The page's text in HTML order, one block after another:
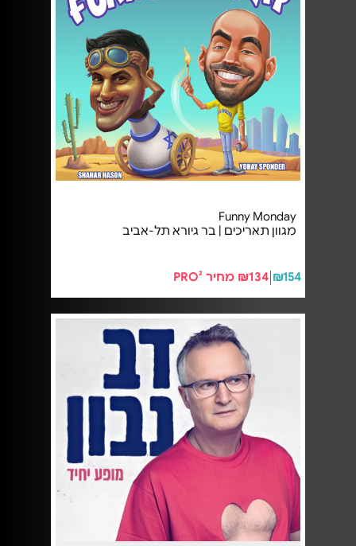
Funny Monday
מגוון תאריכים | בר גיורא תל-אביב
₪154 ₪134 מחיר PRO²